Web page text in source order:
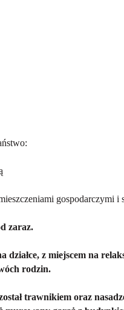
gospodarczymi i
zaraz.
działce, z miejscem na
rodzin.
trawnikiem oraz